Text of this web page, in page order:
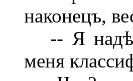
наконецъ,
-- Я
меня